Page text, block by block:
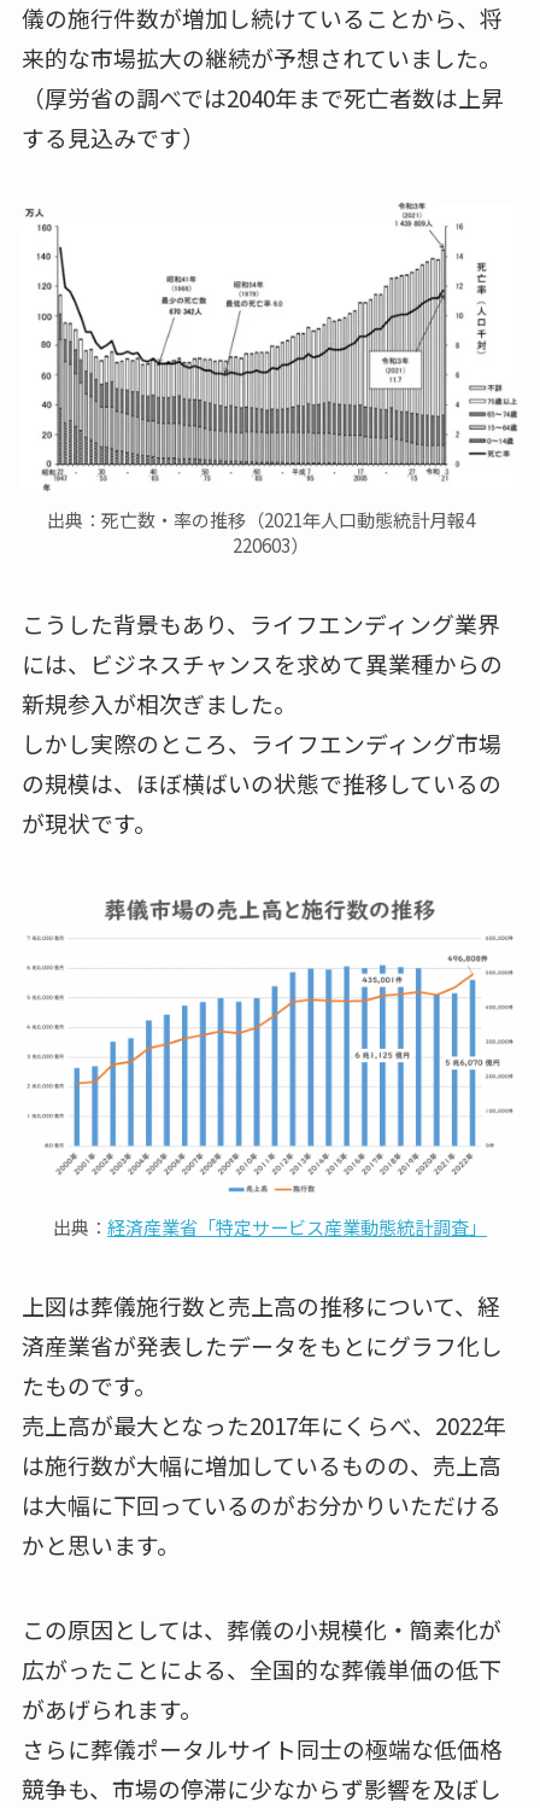
儀の施行件数が増加し続けていることから、将
来的な市場拡大の継続が予想されていました。
（厚労省の調べでは2040年まで死亡者数は上昇
する見込みです）
出典：死亡数・率の推移（2021年人口動態統計月報4
220603）
こうした背景もあり、ライフエンディング業界
には、ビジネスチャンスを求めて異業種からの
新規参入が相次ぎました。
しかし実際のところ、ライフエンディング市場
の規模は、ほぼ横ばいの状態で推移しているの
が現状です。
出典： 経済産業省「特定サービス産業動態統計調査」
上図は葬儀施行数と売上高の推移について、経
済産業省が発表したデータをもとにグラフ化し
たものです。
売上高が最大となった2017年にくらべ、2022年
は施行数が大幅に増加しているものの、売上高
は大幅に下回っているのがお分かりいただける
かと思います。
この原因としては、葬儀の小規模化・簡素化が
広がったことによる、全国的な葬儀単価の低下
があげられます。
さらに葬儀ポータルサイト同士の極端な低価格
競争も、市場の停滞に少なからず影響を及ぼし